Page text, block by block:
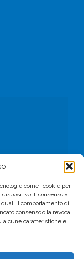
come i cookie per
Il consenso a
il comportamento di
consenso o la revoca
alcune caratteristiche e